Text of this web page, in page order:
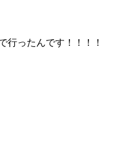
行ったんです！！！！